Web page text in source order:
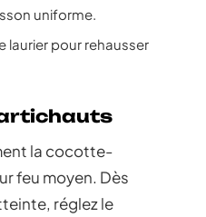
uniforme.
laurier pour rehausser
la cocotte-
feu moyen. Dès
réglez le